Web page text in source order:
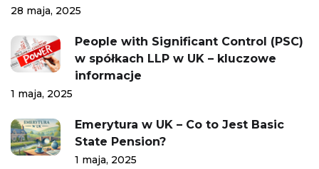
28 maja, 2025
People with Significant Control (PSC)
w spółkach LLP w UK – kluczowe
informacje
1 maja, 2025
Emerytura w UK – Co to Jest Basic
State Pension?
1 maja, 2025